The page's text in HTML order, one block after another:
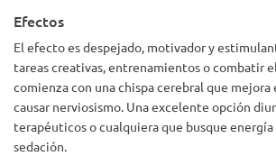
Efectos
El efecto es despejado, motivador y
tareas creativas, entrenamientos o combatir
comienza con una chispa cerebral que mejora
causar nerviosismo. Una excelente opción
terapéuticos o cualquiera que busque
sedación.